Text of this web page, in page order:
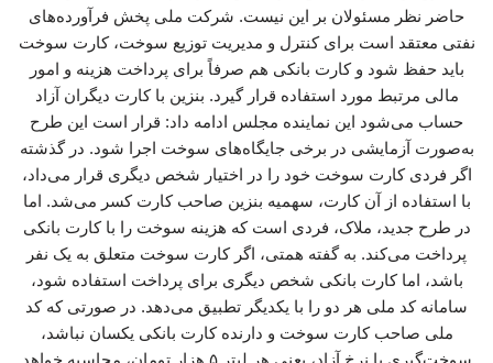
حاضر نظر مسئولان بر این نیست. شرکت ملی پخش فرآورده‌های
نفتی معتقد است برای کنترل و مدیریت توزیع سوخت، کارت سوخت
باید حفظ شود و کارت بانکی هم صرفاً برای پرداخت هزینه و امور
مالی مرتبط مورد استفاده قرار گیرد. بنزین با کارت دیگران آزاد
حساب می‌شود این نماینده مجلس ادامه داد: قرار است این طرح
به‌صورت آزمایشی در برخی جایگاه‌های سوخت اجرا شود. در گذشته
اگر فردی کارت سوخت خود را در اختیار شخص دیگری قرار می‌داد،
با استفاده از آن کارت، سهمیه بنزین صاحب کارت کسر می‌شد. اما
در طرح جدید، ملاک، فردی است که هزینه سوخت را با کارت بانکی
پرداخت می‌کند. به گفته همتی، اگر کارت سوخت متعلق به یک نفر
باشد، اما کارت بانکی شخص دیگری برای پرداخت استفاده شود،
سامانه کد ملی هر دو را با یکدیگر تطبیق می‌دهد. در صورتی که کد
ملی صاحب کارت سوخت و دارنده کارت بانکی یکسان نباشد،
سوخت‌گیری با نرخ آزاد، یعنی هر لیتر ۵ هزار تومان، محاسبه خواهد